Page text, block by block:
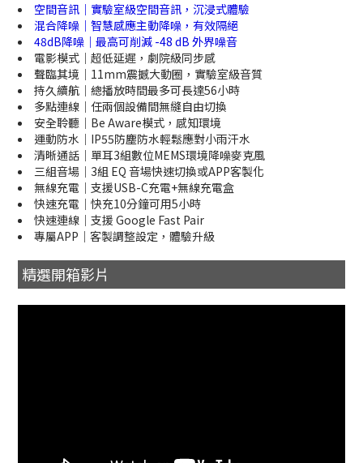
空間音訊｜實驗室級空間音訊，沉浸式體驗
混合降噪｜智慧感應主動降噪，有效隔絕
48dB降噪｜最高可削減 -48 dB 外界噪音
電影模式｜超低延遲，劇院級同步感
聲臨其境｜11mm震撼大動圈，實驗室級音質
持久續航｜總播放時間最多可長達56小時
多點連線｜任兩個設備間無縫自由切換
安全聆聽｜Be Aware模式，感知環境
運動防水｜IP55防塵防水輕鬆應對小雨汗水
清晰通話｜單耳3組數位MEMS環境降噪麥克風
三組音場｜3組 EQ 音場快速切換或APP客製化
無線充電｜支援USB-C充電+無線充電盒
快速充電｜快充10分鐘可用5小時
快速連線｜支援 Google Fast Pair
專屬APP｜客製調整設定，體驗升級
精選開箱影片